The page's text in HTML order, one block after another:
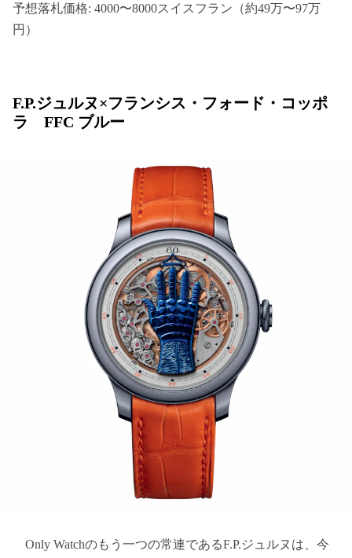
予想落札価格: 4000〜8000スイスフラン（約49万〜97万
円）
F.P.ジュルヌ×フランシス・フォード・コッポ
ラ FFC ブルー
Only Watchのもう一つの常連であるF.P.ジュルヌは、今